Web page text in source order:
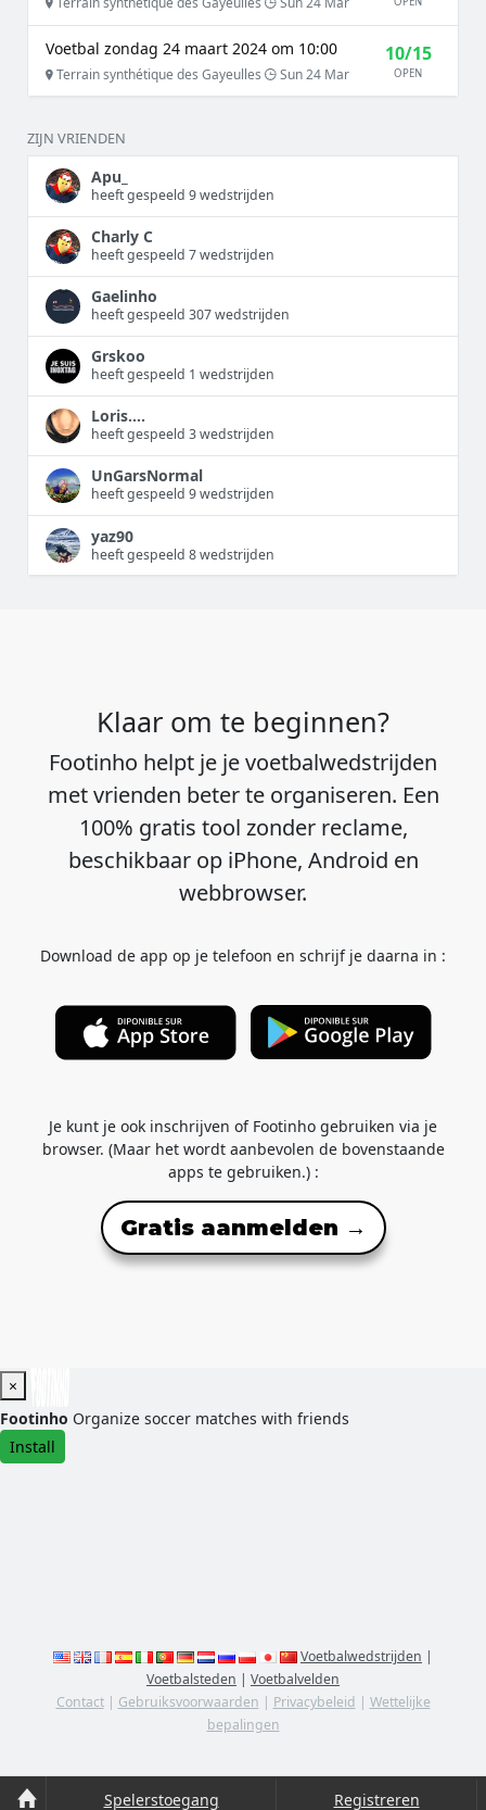
Spelerstoegang Registreren
Voetbal zondag 24 maart 2024 om 10:00
Terrain synthétique des Gayeulles Sun 24 Mar
10/15
OPEN
ZIJN VRIENDEN
Apu_
heeft gespeeld 9 wedstrijden
Charly C
heeft gespeeld 7 wedstrijden
Gaelinho
heeft gespeeld 307 wedstrijden
Grskoo
heeft gespeeld 1 wedstrijden
Loris….
heeft gespeeld 3 wedstrijden
UnGarsNormal
heeft gespeeld 9 wedstrijden
yaz90
heeft gespeeld 8 wedstrijden
Klaar om te beginnen?
Footinho helpt je je voetbalwedstrijden
met vrienden beter te organiseren. Een
100% gratis tool zonder reclame,
beschikbaar op iPhone, Android en
webbrowser.
Download de app op je telefoon en schrijf je daarna in :
Je kunt je ook inschrijven of Footinho gebruiken via je
browser. (Maar het wordt aanbevolen de bovenstaande
apps te gebruiken.) :
Gratis aanmelden →
×
Footinho Organize soccer matches with friends
Install
Voetbalwedstrijden |
Voetbalsteden | Voetbalvelden
Contact| Gebruiksvoorwaarden | Privacybeleid | Wettelijke
bepalingen